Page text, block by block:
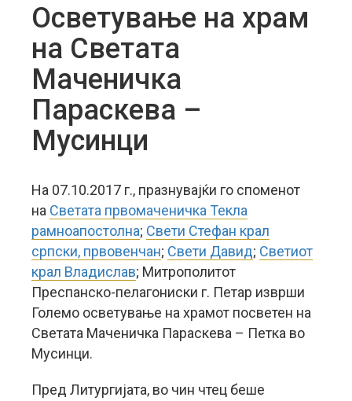
Осветување на храм
на Светата
Маченичка
Параскева –
Мусинци
На 07.10.2017 г., празнувајќи го споменот
на Светата првомаченичка Текла
рамноапостолна; Свети Стефан крал
српски, првовенчан; Свети Давид; Светиот
крал Владислав; Митрополитот
Преспанско-пелагониски г. Петар изврши
Големо осветување на храмот посветен на
Светата Маченичка Параскева – Петка во
Мусинци.
Пред Литургијата, во чин чтец беше